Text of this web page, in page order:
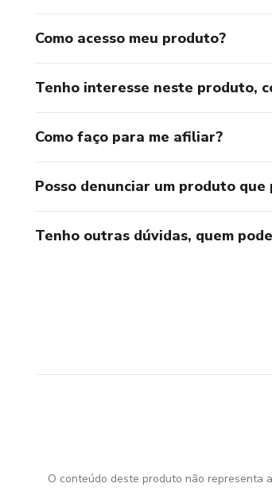
Como acesso meu produto?
Tenho interesse neste produto,
Como faço para me afiliar?
Posso denunciar um produto
Tenho outras dúvidas, quem
O conteúdo deste produto não representa